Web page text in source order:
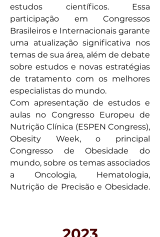
estudos científicos. Essa
participação em Congressos
Brasileiros e Internacionais garante
uma atualização significativa nos
temas de sua área, além de debate
sobre estudos e novas estratégias
de tratamento com os melhores
especialistas do mundo.
Com apresentação de estudos e
aulas no Congresso Europeu de
Nutrição Clínica (ESPEN Congress),
Obesity Week, o principal
Congresso de Obesidade do
mundo, sobre os temas associados
a Oncologia, Hematologia,
Nutrição de Precisão e Obesidade.